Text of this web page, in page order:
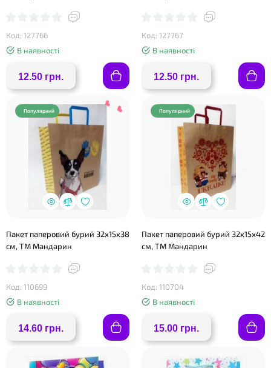
Код: 127766
В наявності
12.50 грн.
Код: 127767
В наявності
12.50 грн.
Популярний
Пакет паперовий бурий 32х15х38
см, ТМ Мандарин
Код: 110699
В наявності
14.60 грн.
Популярний
Пакет паперовий бурий 32х15х42
см, ТМ Мандарин
Код: 110704
В наявності
15.00 грн.
❤